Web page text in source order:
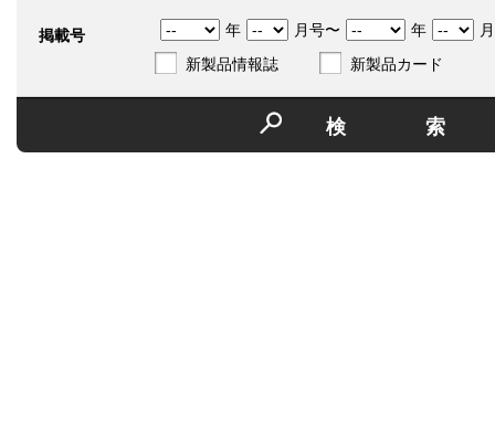
掲載号 年 月号〜 年
新製品情報誌
新製品カード
検